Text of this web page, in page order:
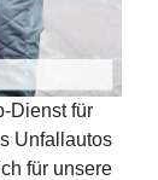
Dienst für
Unfallautos
für unsere